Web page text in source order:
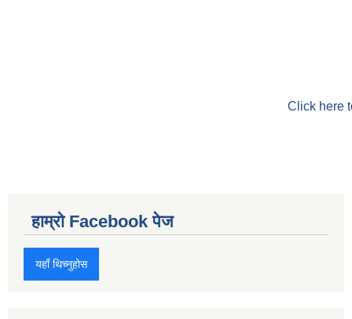
Click here
हाम्रो Facebook पेज
यहाँ थिच्नुहोस